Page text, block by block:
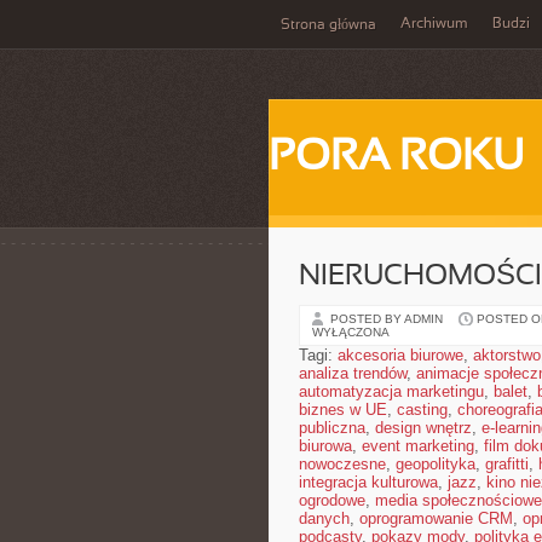
Strona główna Archiwum Budzi
PORA ROKU
NIERUCHOMOŚCI
POSTED BY ADMIN POSTED
WYŁĄCZONA
Tagi: akcesoria biurowe, aktorstwo
analiza trendów, animacje
automatyzacja marketingu, balet,
biznes w UE, casting, choreografia
publiczna, design wnętrz, e-
biurowa, event marketing, film
nowoczesne, geopolityka, grafitti,
integracja kulturowa, jazz, kino
ogrodowe, media
danych, oprogramowanie CRM ,
podcasty, pokazy mody, polityka